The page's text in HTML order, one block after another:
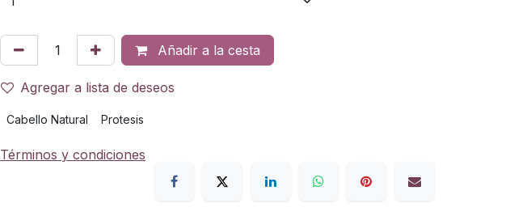
Añadir a la cesta
Agregar a lista de deseos
Cabello Natural Protesis
Términos y condiciones